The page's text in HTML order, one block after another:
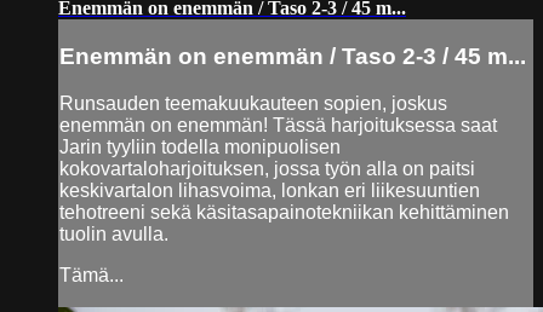
Enemmän on enemmän / Taso 2-3 / 45 m...
Enemmän on enemmän / Taso 2-3 / 45 m...
Runsauden teemakuukauteen sopien, joskus
enemmän on enemmän! Tässä harjoituksessa saat
Jarin tyyliin todella monipuolisen
kokovartaloharjoituksen, jossa työn alla on paitsi
keskivartalon lihasvoima, lonkan eri liikesuuntien
tehotreeni sekä käsitasapainotekniikan kehittäminen
tuolin avulla.
Tämä...